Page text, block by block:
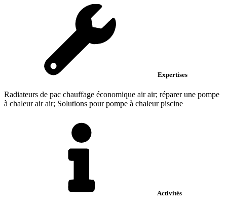
Expertises
Radiateurs de pac chauffage économique air air; réparer une pompe
à chaleur air air; Solutions pour pompe à chaleur piscine
Activités